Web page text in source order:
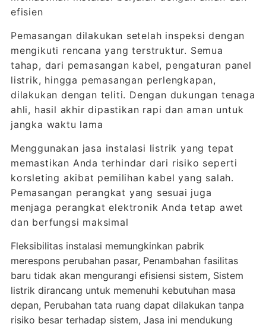
efisien
Pemasangan dilakukan setelah inspeksi dengan
mengikuti rencana yang terstruktur. Semua
tahap, dari pemasangan kabel, pengaturan panel
listrik, hingga pemasangan perlengkapan,
dilakukan dengan teliti. Dengan dukungan tenaga
ahli, hasil akhir dipastikan rapi dan aman untuk
jangka waktu lama
Menggunakan jasa instalasi listrik yang tepat
memastikan Anda terhindar dari risiko seperti
korsleting akibat pemilihan kabel yang salah.
Pemasangan perangkat yang sesuai juga
menjaga perangkat elektronik Anda tetap awet
dan berfungsi maksimal
Fleksibilitas instalasi memungkinkan pabrik
merespons perubahan pasar, Penambahan fasilitas
baru tidak akan mengurangi efisiensi sistem, Sistem
listrik dirancang untuk memenuhi kebutuhan masa
depan, Perubahan tata ruang dapat dilakukan tanpa
risiko besar terhadap sistem, Jasa ini mendukung